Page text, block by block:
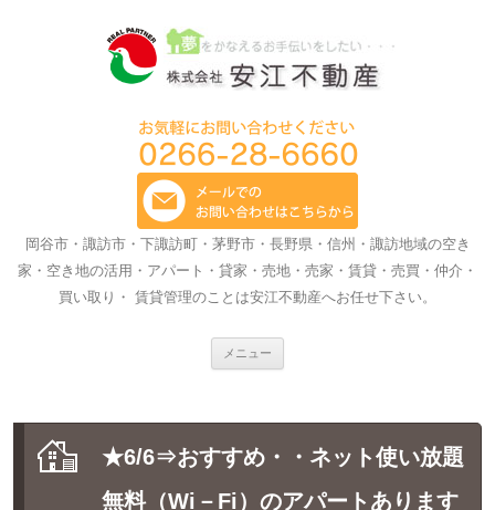
岡谷市・諏訪市・下諏訪町・茅野市・長野県・信州・諏訪地域の空き
家・空き地の活用・アパート・貸家・売地・売家・賃貸・売買・仲介・
買い取り・ 賃貸管理のことは安江不動産へお任せ下さい。
メニュー
へ
キ
★6/6⇒おすすめ・・ネット使い放題
無料（Wi－Fi）のアパートあります